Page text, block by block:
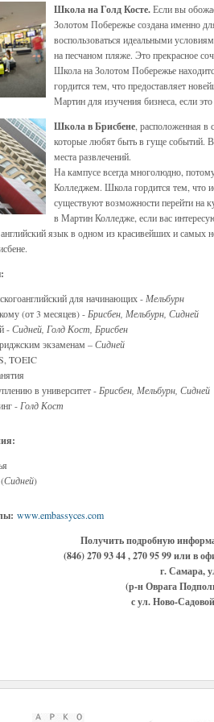
Школа на Голд Косте.Если вы
Золотом Побережье создана именно
воспользоваться идеальными
на песчаном пляже. Это прекрасное
Школа на Золотом Побережье
гордится тем, что предоставляет
Мартин для изучения бизнеса, если это
Школа в Брисбене , расположенная в
которые любят быть в гуще событий.
места развлечений.
На кампусе всегда многолюдно,
Колледжем. Школа гордится тем, что
существуют возможности перейти на
в Мартин Колледже, если вас
язык в одном из красивейших и самых
для начинающих - Мельбурн
(от 3 месяцев) - Брисбен, Мельбурн, Сидней
-Сидней, Голд Кост, Брисбен
экзаменам –Сидней
TOEIC
в университет - Брисбен, Мельбурн, Сидней
- Голд Кост
Сидней)
www.embassyces.com
Получить подробную
(846) 270 93 44 , 270 95 99 или
г. Самара,
(р-н Оврага
с ул. Ново-